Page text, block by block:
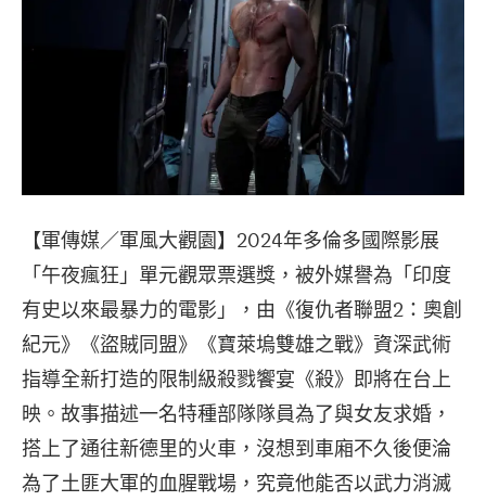
【軍傳媒／軍風大觀園】2024年多倫多國際影展
「午夜瘋狂」單元觀眾票選獎，被外媒譽為「印度
有史以來最暴力的電影」，由《復仇者聯盟2：奧創
紀元》《盜賊同盟》《寶萊塢雙雄之戰》資深武術
指導全新打造的限制級殺戮饗宴《殺》即將在台上
映。故事描述一名特種部隊隊員為了與女友求婚，
搭上了通往新德里的火車，沒想到車廂不久後便淪
為了土匪大軍的血腥戰場，究竟他能否以武力消滅